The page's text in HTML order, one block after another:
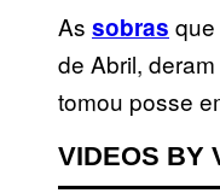
As sobras
de Abril,
tomou posse
VIDEOS BY